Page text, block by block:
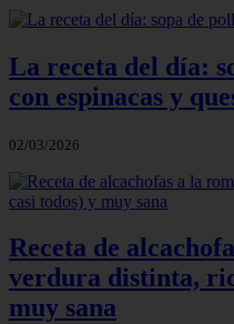
La receta del día:
con espinacas y
02/03/2026
Receta de
verdura distinta,
muy sana